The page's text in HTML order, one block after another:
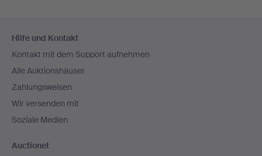
Navigation
Hilfe und Kontakt
Kontakt mit dem Support aufnehmen
Alle Auktionshäuser
Zahlungsweisen
Wir versenden mit
Soziale Medien
Auctionet